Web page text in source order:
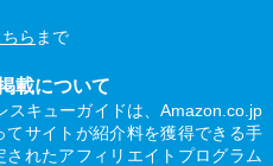
ちら まで
載について
スキューガイドは、Amazon.co.jp
サイトが紹介料を獲得できる手
れたアフィリエイトプログラム